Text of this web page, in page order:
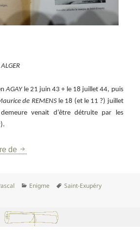
ALGER
AGAYle 21 juin 43 + le 18 juillet 44, puis
de REMENSle 18 (et le 11 ?) juillet
venait d’être détruite par les
de Première BIOGRAPHIE de Saint
Catégories
Enigme
Mots-
Saint-Exupéry